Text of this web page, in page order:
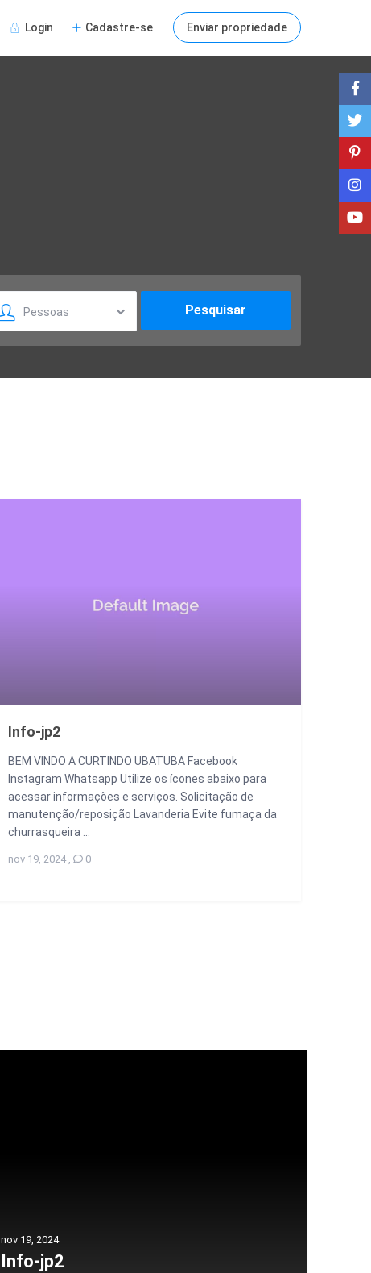
Login Cadastre-se Enviar propriedade
Pessoas
Info-jp2
BEM VINDO A CURTINDO UBATUBA Facebook
Instagram Whatsapp Utilize os ícones abaixo para
acessar informações e serviços. Solicitação de
manutenção/reposição Lavanderia Evite fumaça da
churrasqueira ...
nov 19, 2024, 0
nov 19, 2024
Info-jp2